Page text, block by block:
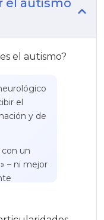
el autismo?
el
y de
un
– ni mejor